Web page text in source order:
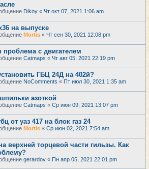
Dikoy « Чт окт 07, 2021 1:06 am
на выпуске
Mortis « Чт сен 30, 2021 12:08 pm
с двигателем
Catmaps « Чт авг 05, 2021 22:19 pm
ГБЦ 24Д на 402й?
NoComments « Пт июл 30, 2021 1:35 am
азоткой
Catmaps « Ср июн 09, 2021 13:07 pm
от уаз 417 на блок газ 24
Mortis « Ср июн 02, 2021 7:54 am
верхней торцевой части гильзы. Как
gerardov « Пн апр 05, 2021 22:01 pm